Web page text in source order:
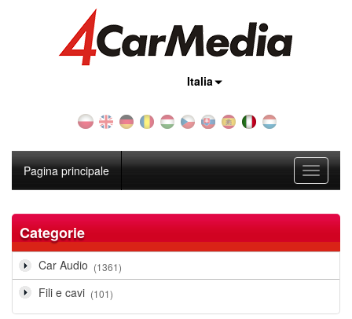
Italia
Toggle
Pagina principale
Categorie
Car Audio (1361)
Fili e cavi (101)